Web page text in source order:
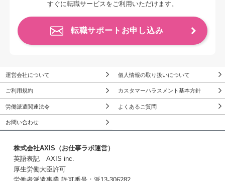
すぐに転職サービスをご利用いただけます。
転職サポートお申し込み
運営会社について 個人情報の取り扱いについて
ご利用規約 カスタマーハラスメント基本方針
労働派遣関連法令 よくあるご質問
お問い合わせ
株式会社AXIS（お仕事ラボ運営）
英語表記 AXIS inc.
厚生労働大臣許可